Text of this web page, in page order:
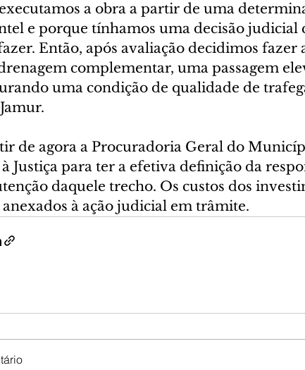
a obra a partir de uma
e porque tínhamos uma decisão judicial
Então, após avaliação decidimos fazer
complementar, uma passagem
uma condição de qualidade de
de agora a Procuradoria Geral do
Justiça para ter a efetiva definição da
daquele trecho. Os custos dos
anexados à ação judicial em trâmite.